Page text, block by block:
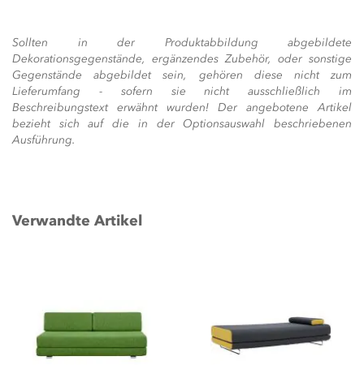
Sollten in der Produktabbildung abgebildete
Dekorationsgegenstände, ergänzendes Zubehör, oder sonstige
Gegenstände abgebildet sein, gehören diese nicht zum
Lieferumfang - sofern sie nicht ausschließlich im
Beschreibungstext erwähnt wurden! Der angebotene Artikel
bezieht sich auf die in der Optionsauswahl beschriebenen
Ausführung.
Verwandte Artikel